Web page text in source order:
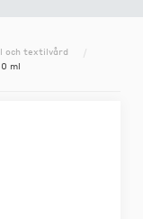
och textilvård
ml